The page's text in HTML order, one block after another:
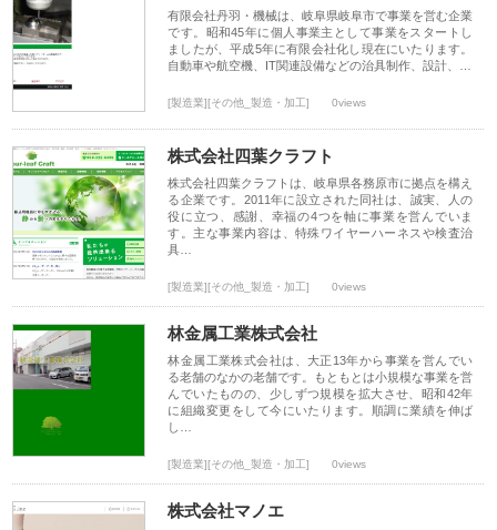
有限会社丹羽・機械は、岐阜県岐阜市で事業を営む企業
です。昭和45年に個人事業主として事業をスタートし
ましたが、平成5年に有限会社化し現在にいたります。
自動車や航空機、IT関連設備などの治具制作、設計、…
[製造業][その他_製造・加工] 0views
株式会社四葉クラフト
株式会社四葉クラフトは、岐阜県各務原市に拠点を構え
る企業です。2011年に設立された同社は、誠実、人の
役に立つ、感謝、幸福の4つを軸に事業を営んでいま
す。主な事業内容は、特殊ワイヤーハーネスや検査治
具…
[製造業][その他_製造・加工] 0views
林金属工業株式会社
林金属工業株式会社は、大正13年から事業を営んでい
る老舗のなかの老舗です。もともとは小規模な事業を営
んでいたものの、少しずつ規模を拡大させ、昭和42年
に組織変更をして今にいたります。順調に業績を伸ば
し…
[製造業][その他_製造・加工] 0views
株式会社マノエ